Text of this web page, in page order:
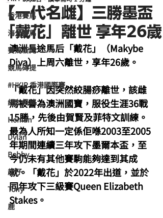
香港賽馬
海外賽馬
賽馬新聞
競馬磚提
#HKIR 香港國際賽
網友投稿
Homan
Dylan
Bobby
超仔
Tony
鹿
【一代名雌】三勝墨盃
「戴花」離世 享年26歲
澳洲長途馬后「戴花」（Makybe
Diva）上周六離世，享年26歲。
「戴花」因突然絞腸痧離世，該雌
馬被譽為澳洲國寶，服役生涯36戰
15勝，先後由賀賢及菲特文訓練。
最為人所知一定係佢喺2003至2005
年期間連續三年攻下墨爾本盃，至
今仍未有其他賽駒能夠達到其成
就。「戴花」於2022年出道，並於
同年攻下三級賽Queen Elizabeth
Stakes。